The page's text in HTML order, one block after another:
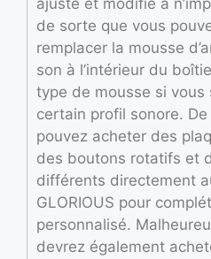
ajusté et modifié à
de sorte que vous
remplacer la mousse
son à l’intérieur du
type de mousse si vous
certain profil sonore.
pouvez acheter des
des boutons rotatifs et
différents directement
GLORIOUS pour
personnalisé.
devrez également